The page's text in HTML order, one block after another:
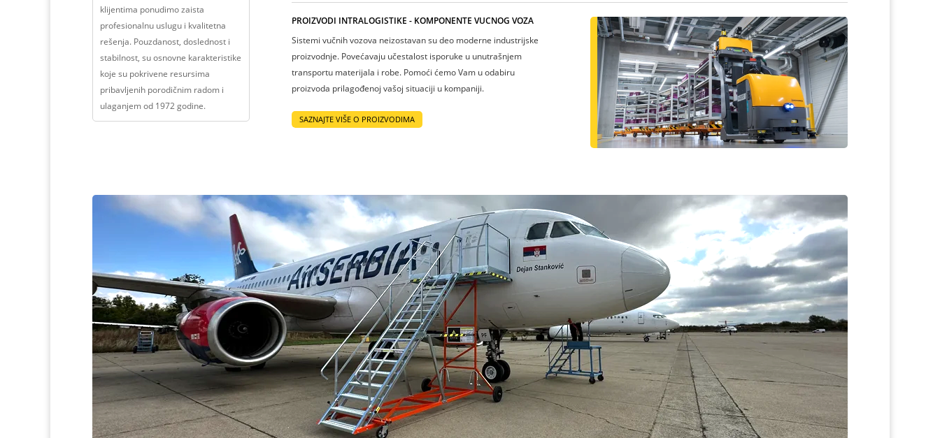
klijentima ponudimo zaista
profesionalnu uslugu i kvalitetna
rešenja. Pouzdanost, doslednost i
stabilnost, su osnovne karakteristike
koje su pokrivene resursima
pribavljenih porodičnim radom i
ulaganjem od 1972 godine.
PROIZVODI INTRALOGISTIKE - KOMPONENTE VUČNOG VOZA
Sistemi vučnih vozova neizostavan su deo moderne industrijske
proizvodnje. Povećavaju učestalost isporuke u unutrašnjem
transportu materijala i robe. Pomoći ćemo Vam u odabiru
proizvoda prilagođenoj vašoj situaciji u kompaniji.
SAZNAJTE VIŠE O PROIZVODIMA